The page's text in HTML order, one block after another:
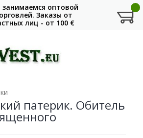
патерик. Обитель